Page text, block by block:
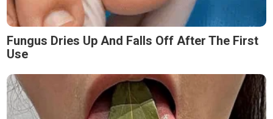
Fungus Dries Up And Falls Off After The First
Use